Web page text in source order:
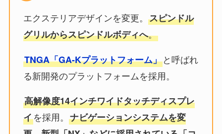
エクステリアデザインを変更。 スピンドル
グリルからスピンドルボディへ。
TNGA「GA-Kプラットフォーム」と呼ばれ
る新開発のプラットフォームを採用。
高解像度14インチワイドタッチディスプレ
イを採用。 ナビゲーションシステムを変